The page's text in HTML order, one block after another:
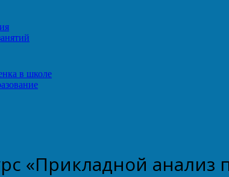
в школе
«Прикладной анализ